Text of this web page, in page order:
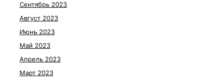
Сентябрь 2023
Август 2023
Июнь 2023
Май 2023
Апрель 2023
Март 2023